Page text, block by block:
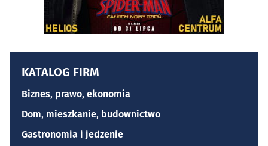
KATALOG FIRM
Biznes, prawo, ekonomia
Dom, mieszkanie, budownictwo
Gastronomia i jedzenie